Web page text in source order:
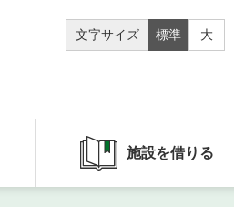
文字サイズ 標準 大
施設を借りる